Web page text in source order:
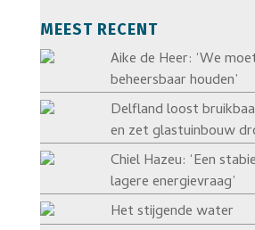
MEEST RECENT
Aike de Heer: ‘We
beheersbaar houden’
Delfland loost
en zet glastuinbouw
Chiel Hazeu: ‘Een
lagere energievraag’
Het stijgende water